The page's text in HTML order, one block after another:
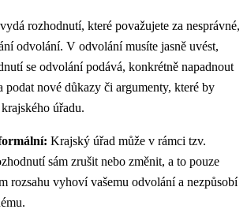
rozhodnutí, které považujete za nesprávné,
odvolání. V odvolání musíte jasně uvést,
se odvolání podává, konkrétně napadnout
podat nové důkazy či argumenty, které by
úřadu.
Krajský úřad může v rámci tzv.
sám zrušit nebo změnit, a to pouze
rozsahu vyhoví vašemu odvolání a nezpůsobí